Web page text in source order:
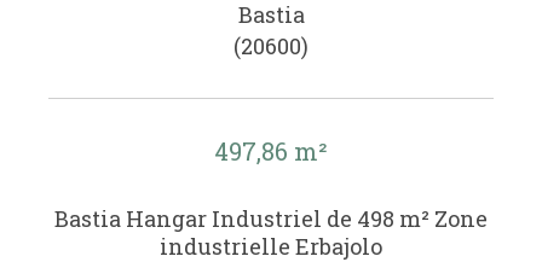
Bastia
(20600)
497,86 m²
Bastia Hangar Industriel de 498 m² Zone
industrielle Erbajolo